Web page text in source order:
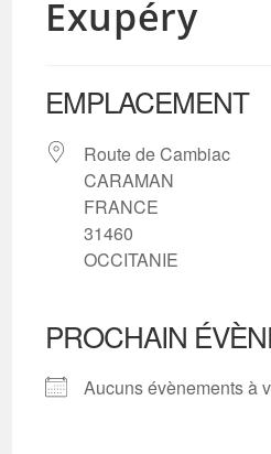
Exupéry
EMPLACEMENT
Route de Cambiac
CARAMAN
FRANCE
31460
OCCITANIE
PROCHAIN
Aucuns évènements à